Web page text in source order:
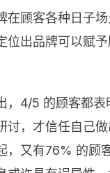
在顾客各种日子
位出品牌可以赋
，4/5 的顾客都表
讨，才信任自己
，又有76% 的顾